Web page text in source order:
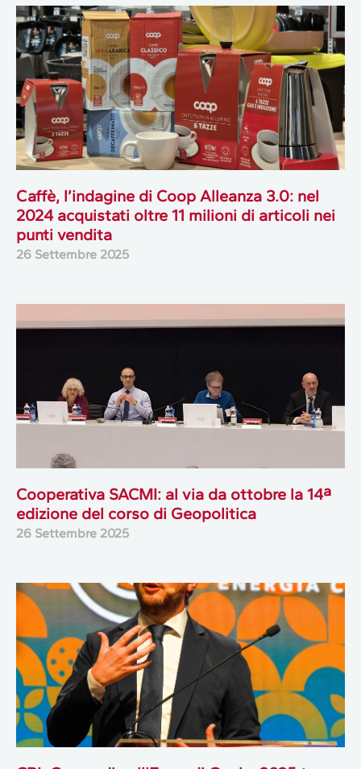
Caffè, l’indagine di Coop Alleanza 3.0: nel
2024 acquistati oltre 11 milioni di articoli nei
punti vendita
26 Settembre 2025
Cooperativa SACMI: al via da ottobre la 14ª
edizione del corso di Geopolitica
26 Settembre 2025